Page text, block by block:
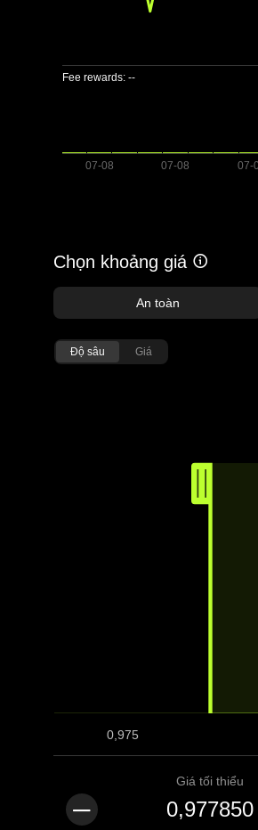
Fee rewards: --
Chọn khoảng giá
An toàn
Độ sâu Giá
0,975
Giá tối thiểu